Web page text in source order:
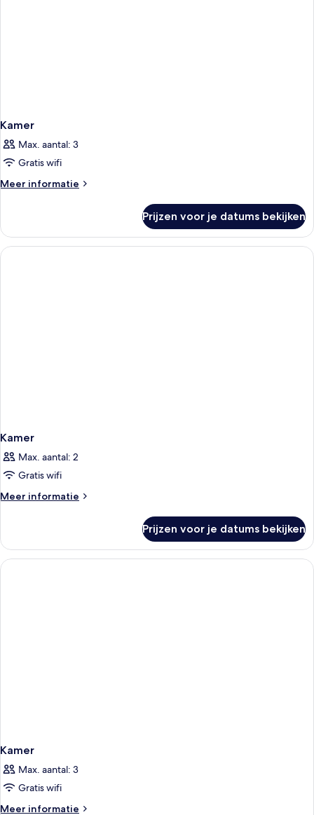
Kamer
Max. aantal: 3
Gratis wifi
Meer informatie
Meer
Prijzen voor je datums bekijken
Kamer
Max. aantal: 2
Gratis wifi
Meer informatie
Meer
Prijzen voor je datums bekijken
Kamer
Max. aantal: 3
Gratis wifi
Meer informatie
Meer